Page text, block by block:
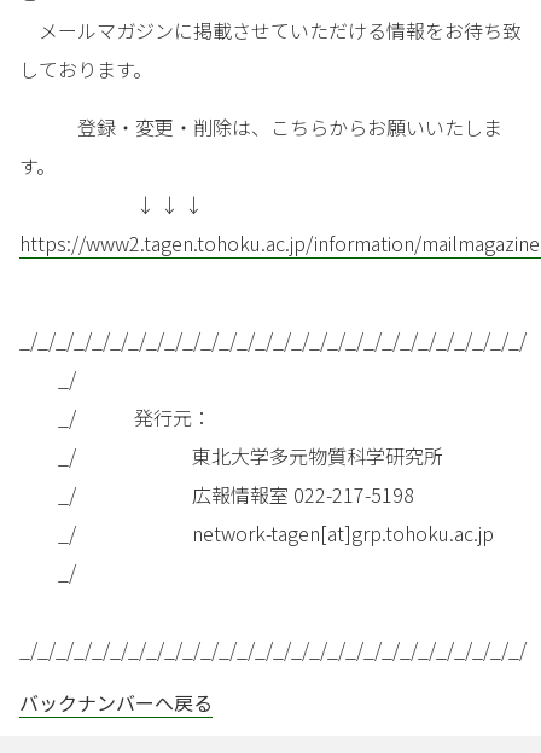
メールマガジンに掲載させていただける情報をお待ち致
しております。
登録・変更・削除は、こちらからお願いいたしま
す。
↓ ↓ ↓
https://www2.tagen.tohoku.ac.jp/information/
_/_/_/_/_/_/_/_/_/_/_/_/_/_/_/_/_/_/_/_/_/_/_/_/_/_/_/_/
_/
_/ 発行元：
_/ 東北大学多元物質科学研究所
_/ 広報情報室 022-217-5198
_/ network-tagen[at]grp.tohoku.ac.jp
_/
_/_/_/_/_/_/_/_/_/_/_/_/_/_/_/_/_/_/_/_/_/_/_/_/_/_/_/_/
バックナンバーへ戻る